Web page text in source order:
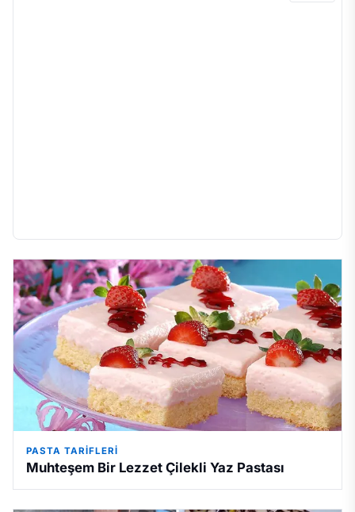
PASTA TARIFLERI
Muhteşem Bir Lezzet Çilekli Yaz Pastası